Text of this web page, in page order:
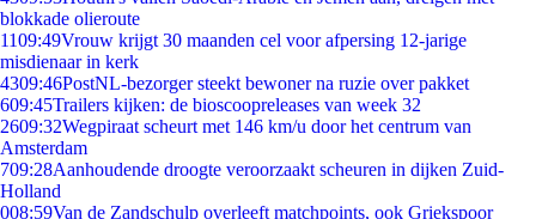
blokkade olieroute
1109:49Vrouw krijgt 30 maanden cel voor afpersing 12-jarige
misdienaar in kerk
4309:46PostNL-bezorger steekt bewoner na ruzie over pakket
609:45Trailers kijken: de bioscoopreleases van week 32
2609:32Wegpiraat scheurt met 146 km/u door het centrum van
Amsterdam
709:28Aanhoudende droogte veroorzaakt scheuren in dijken Zuid-
Holland
008:59Van de Zandschulp overleeft matchpoints, ook Griekspoor